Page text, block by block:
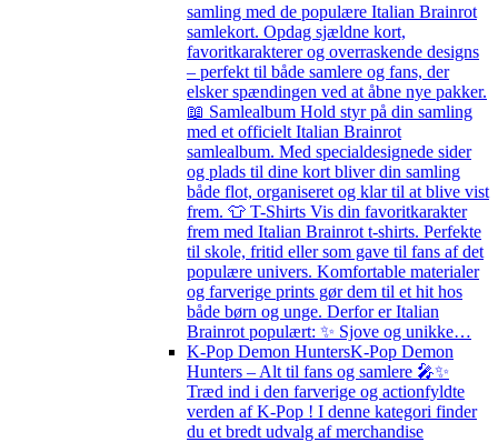
samling med de populære Italian Brainrot
samlekort. Opdag sjældne kort,
favoritkarakterer og overraskende designs
– perfekt til både samlere og fans, der
elsker spændingen ved at åbne nye pakker.
📖 Samlealbum Hold styr på din samling
med et officielt Italian Brainrot
samlealbum. Med specialdesignede sider
og plads til dine kort bliver din samling
både flot, organiseret og klar til at blive vist
frem. 👕 T-Shirts Vis din favoritkarakter
frem med Italian Brainrot t-shirts. Perfekte
til skole, fritid eller som gave til fans af det
populære univers. Komfortable materialer
og farverige prints gør dem til et hit hos
både børn og unge. Derfor er Italian
Brainrot populært: ✨ Sjove og unikke…
K-Pop Demon HuntersK-Pop Demon
Hunters – Alt til fans og samlere 🎤✨
Træd ind i den farverige og actionfyldte
verden af K-Pop ! I denne kategori finder
du et bredt udvalg af merchandise